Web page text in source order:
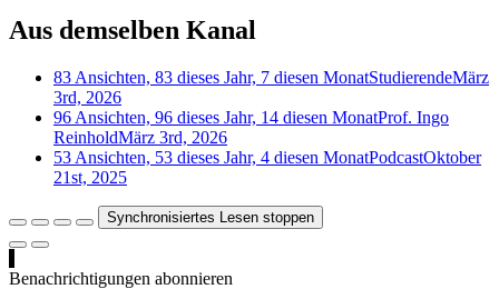
Aus demselben Kanal
83 Ansichten, 83 dieses Jahr, 7 diesen MonatStudierendeMärz
3rd, 2026
96 Ansichten, 96 dieses Jahr, 14 diesen MonatProf. Ingo
ReinholdMärz 3rd, 2026
53 Ansichten, 53 dieses Jahr, 4 diesen MonatPodcastOktober
21st, 2025
Synchronisiertes Lesen stoppen
Benachrichtigungen abonnieren